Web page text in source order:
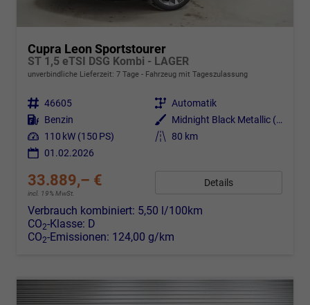
Cupra Leon Sportstourer
ST 1,5 eTSI DSG Kombi - LAGER
unverbindliche Lieferzeit: 7 Tage Fahrzeug mit Tageszulassung
Fahrzeugnr. 46605 Getriebe Automatik
Kraftstoff Benzin Außenfarbe
Midnight Black Metallic (0E)
Leistung 110 kW (150 PS) Kilometerstand
80 km
01.02.2026
33.889,– €
incl. 19% MwSt.
Details
Verbrauch kombiniert: 5,50 l/100km
CO2-Klasse: D
CO2-Emissionen: 124,00 g/km